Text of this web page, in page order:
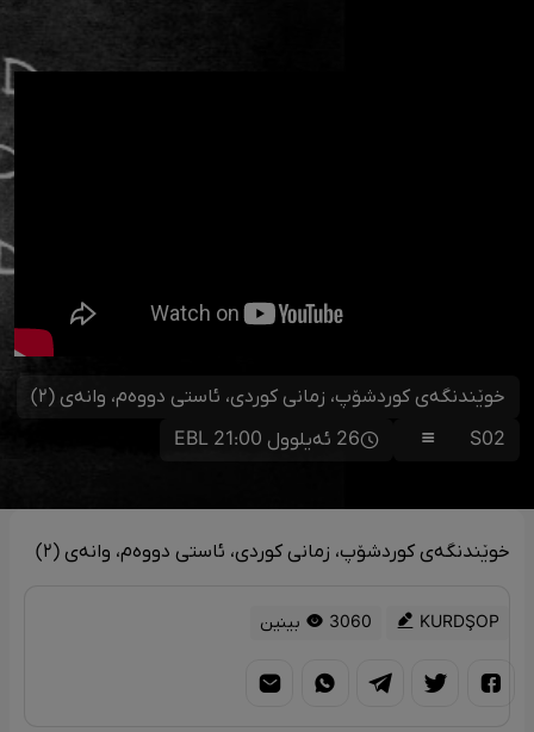
خوێندنگەی کوردشۆپ، زمانی کوردی، ئاستی دووەم، وانەی (٢)
S02
26 ئەیلوول 21:00 EBL
خوێندنگەی کوردشۆپ، زمانی کوردی، ئاستی دووەم، وانەی (٢)
KURDŞOP 3060 بینین